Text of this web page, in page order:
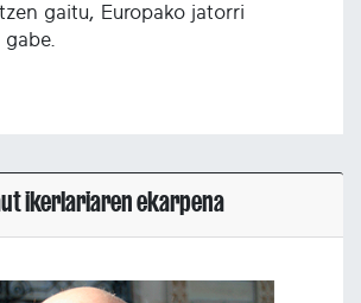
gaitu, Europako jatorri
ikerlariaren ekarpena